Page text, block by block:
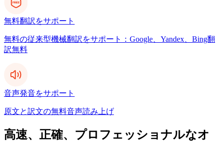
無料翻訳をサポート
無料の従来型機械翻訳をサポート：Google、Yandex、Bing翻
訳無料
音声発音をサポート
原文と訳文の無料音声読み上げ
高速、正確、プロフェッショナルなオ